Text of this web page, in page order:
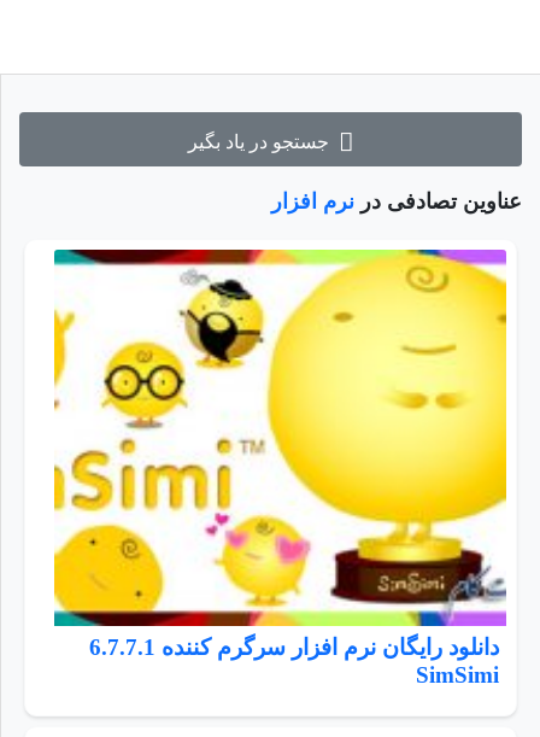
جستجو در یاد بگیر
عناوین تصادفی در نرم افزار
دانلود رایگان نرم افزار سرگرم کننده 6.7.7.1
SimSimi